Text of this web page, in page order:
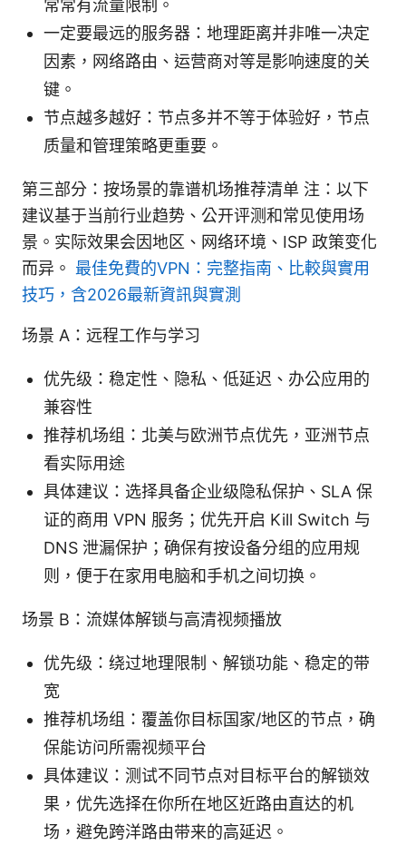
常常有流量限制。
一定要最远的服务器：地理距离并非唯一决定
因素，网络路由、运营商对等是影响速度的关
键。
节点越多越好：节点多并不等于体验好，节点
质量和管理策略更重要。
第三部分：按场景的靠谱机场推荐清单 注：以下
建议基于当前行业趋势、公开评测和常见使用场
景。实际效果会因地区、网络环境、ISP 政策变化
而异。 最佳免費的VPN：完整指南、比較與實用
技巧，含2026最新資訊與實測
场景 A：远程工作与学习
优先级：稳定性、隐私、低延迟、办公应用的
兼容性
推荐机场组：北美与欧洲节点优先，亚洲节点
看实际用途
具体建议：选择具备企业级隐私保护、SLA 保
证的商用 VPN 服务；优先开启 Kill Switch 与
DNS 泄漏保护；确保有按设备分组的应用规
则，便于在家用电脑和手机之间切换。
场景 B：流媒体解锁与高清视频播放
优先级：绕过地理限制、解锁功能、稳定的带
宽
推荐机场组：覆盖你目标国家/地区的节点，确
保能访问所需视频平台
具体建议：测试不同节点对目标平台的解锁效
果，优先选择在你所在地区近路由直达的机
场，避免跨洋路由带来的高延迟。